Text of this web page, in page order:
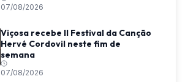
07/08/2026
Viçosa recebe II Festival da Canção
Hervé Cordovil neste fim de
semana
07/08/2026